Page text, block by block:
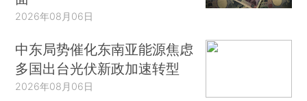
2026年08月06日
中东局势催化东南亚能源焦虑
多国出台光伏新政加速转型
2026年08月06日